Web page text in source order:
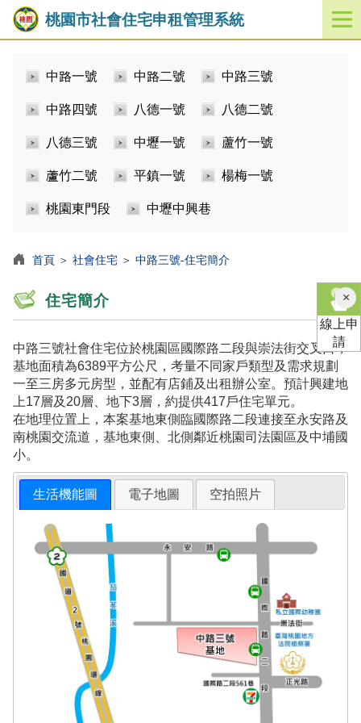
桃園市社會住宅申租管理系統
開
啟
中路一號 中路二號 中路三號
中路四號 八德一號 八德二號
八德三號 中壢一號 蘆竹一號
蘆竹二號 平鎮一號 楊梅一號
桃園東門段 中壢中興巷
首頁 ＞ 社會住宅 ＞ 中路三號-住宅簡介
住宅簡介
中路三號社會住宅位於桃園區國際路二段與崇法街交叉口，
基地面積為6389平方公尺，考量不同家戶類型及需求規劃
一至三房多元房型，並配有店鋪及出租辦公室。預計興建地
上17層及20層、地下3層，約提供417戶住宅單元。
在地理位置上，本案基地東側臨國際路二段連接至永安路及
南桃園交流道，基地東側、北側鄰近桃園司法園區及中埔國
小。
生活機能圖 電子地圖 空拍照片
×關
閉
線上申
請